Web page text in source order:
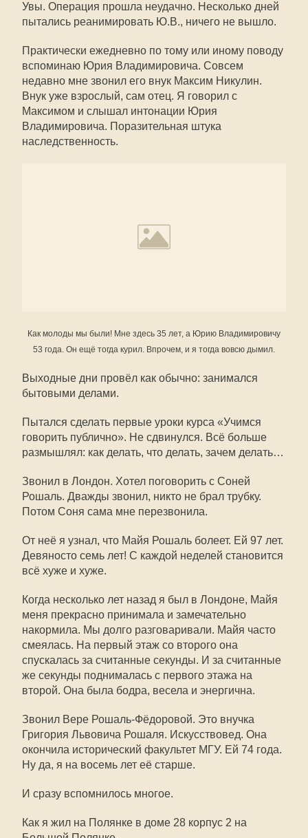
Увы. Операция прошла неудачно. Несколько дней
пытались реанимировать Ю.В., ничего не вышло.
Практически ежедневно по тому или иному поводу
вспоминаю Юрия Владимировича. Совсем
недавно мне звонил его внук Максим Никулин.
Внук уже взрослый, сам отец. Я говорил с
Максимом и слышал интонации Юрия
Владимировича. Поразительная штука
наследственность.
Как молоды мы были! Мне здесь 35 лет, а Юрию Владимировичу
53 года. Он ещё тогда курил. Впрочем, и я тогда вовсю дымил.
Выходные дни провёл как обычно: занимался
бытовыми делами.
Пытался сделать первые уроки курса «Учимся
говорить публично». Не сдвинулся. Всё больше
размышлял: как делать, что делать, зачем делать…
Звонил в Лондон. Хотел поговорить с Соней
Рошаль. Дважды звонил, никто не брал трубку.
Потом Соня сама мне перезвонила.
От неё я узнал, что Майя Рошаль болеет. Ей 97 лет.
Девяносто семь лет! С каждой неделей становится
всё хуже и хуже.
Когда несколько лет назад я был в Лондоне, Майя
меня прекрасно принимала и замечательно
накормила. Мы долго разговаривали. Майя часто
смеялась. На первый этаж со второго она
спускалась за считанные секунды. И за считанные
же секунды поднималась с первого этажа на
второй. Она была бодра, весела и энергична.
Звонил Вере Рошаль-Фёдоровой. Это внучка
Григория Львовича Рошаля. Искусствовед. Она
окончила исторический факультет МГУ. Ей 74 года.
Ну да, я на восемь лет её старше.
И сразу вспомнилось многое.
Как я жил на Полянке в доме 28 корпус 2 на